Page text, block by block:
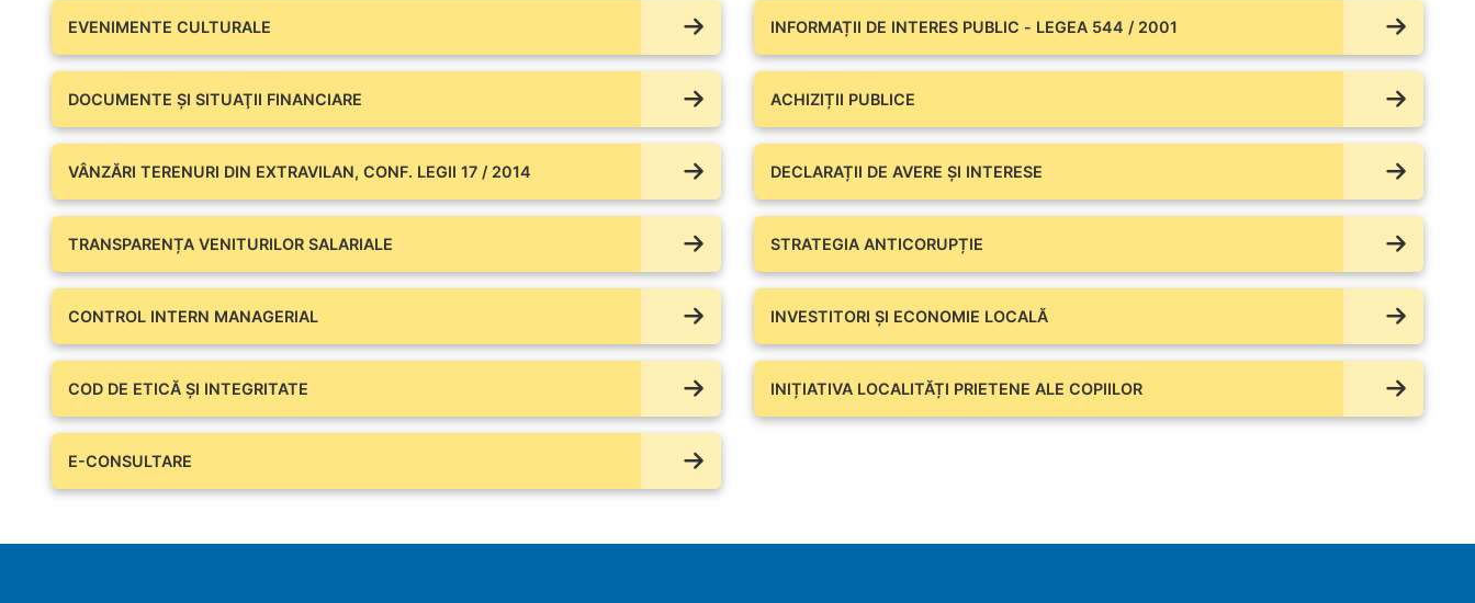
EVENIMENTE CULTURALE INFORMAȚII DE INTERES PUBLIC - LEGEA 544 / 2001
DOCUMENTE ŞI SITUAŢII FINANCIARE ACHIZIȚII PUBLICE
VÂNZĂRI TERENURI DIN EXTRAVILAN, CONF. LEGII 17 / 2014 DECLARAȚII DE AVERE ŞI INTERESE
TRANSPARENȚA VENITURILOR SALARIALE STRATEGIA ANTICORUPȚIE
CONTROL INTERN MANAGERIAL INVESTITORI ȘI ECONOMIE LOCALĂ
COD DE ETICĂ ȘI INTEGRITATE INIȚIATIVA LOCALITĂȚI PRIETENE ALE COPIILOR
E-CONSULTARE